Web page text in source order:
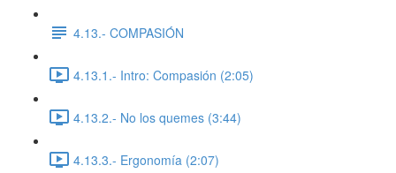
4.13.- COMPASIÓN
4.13.1.- Intro: Compasión (2:05)
4.13.2.- No los quemes (3:44)
4.13.3.- Ergonomía (2:07)